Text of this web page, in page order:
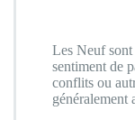
Les Neuf
sentiment de
conflits ou
généralement